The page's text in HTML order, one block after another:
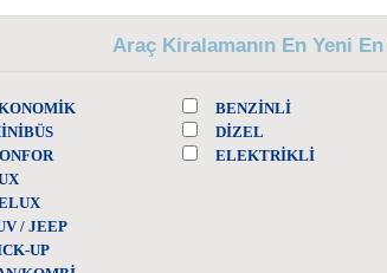
Araç Kiralamanın En Yeni En
/ JEEP
UP
BENZINLI
DIZEL
ELEKTRIKLI